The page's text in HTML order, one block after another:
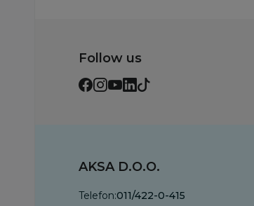
Follow us
AKSA D.O.O.
Telefon:011/422-0-415